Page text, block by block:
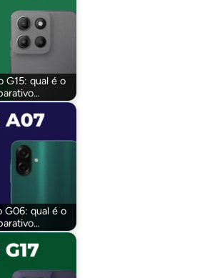
G15: qual é o
G06: qual é o